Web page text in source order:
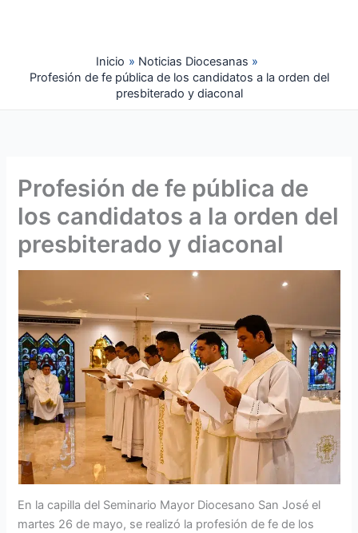
Inicio
Noticias Diocesanas
Profesión de fe pública de los candidatos a la orden del
presbiterado y diaconal
Profesión de fe pública de
los candidatos a la orden del
presbiterado y diaconal
En la capilla del Seminario Mayor Diocesano San José el
martes 26 de mayo, se realizó la profesión de fe de los